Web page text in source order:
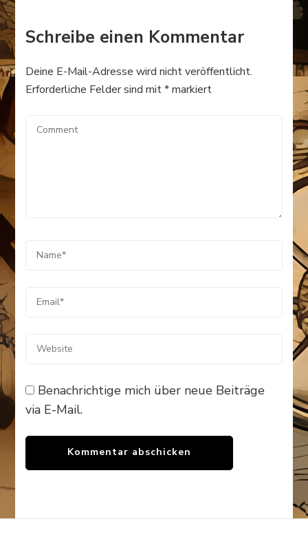
Schreibe einen Kommentar
Deine E-Mail-Adresse wird nicht veröffentlicht.
Erforderliche Felder sind mit*markiert
Benachrichtige mich über neue Beiträge
via E-Mail.